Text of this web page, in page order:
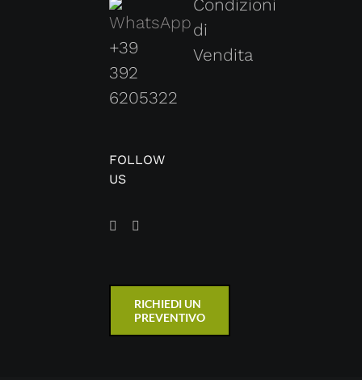
+39
392
6205322
FOLLOW
US
RICHIEDI UN
PREVENTIVO
Condizioni
di
Vendita